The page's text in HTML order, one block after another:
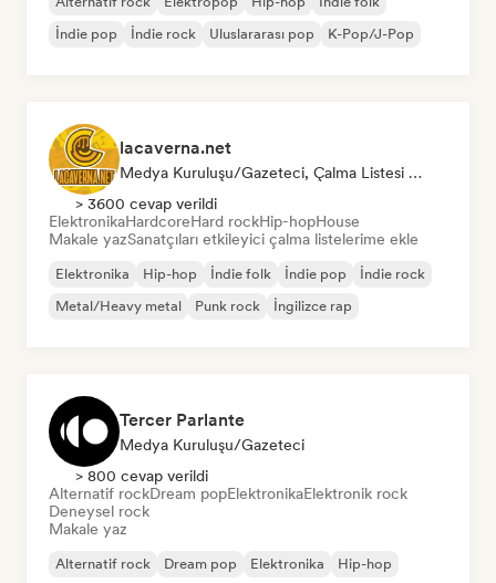
İndie pop
İndie rock Uluslararası pop K-Pop/J-Pop
lacaverna.net
Medya Kuruluşu/Gazeteci, Çalma Listesi Küratörü
> 3600 cevap verildi
ElektronikaHardcoreHard rockHip-hopHouse
Makale yazSanatçıları etkileyici çalma listelerime ekle
Elektronika Hip-hop İndie folk İndie pop
İndie rock
Metal/Heavy metal
Punk rock İngilizce rap
Tercer Parlante
Medya Kuruluşu/Gazeteci
> 800 cevap verildi
Alternatif rockDream popElektronikaElektronik rock
Deneysel rock
Makale yaz
Alternatif rock Dream pop Elektronika
Hip-hop